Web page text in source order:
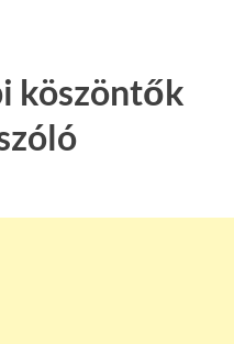
köszöntők